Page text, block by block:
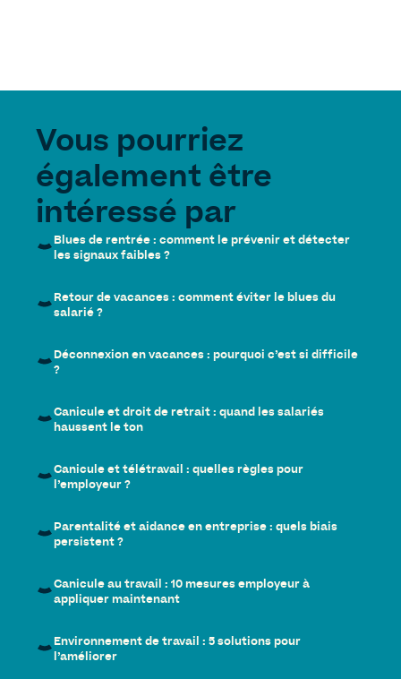
Vous pourriez
également être
intéressé par
Blues de rentrée : comment le prévenir et détecter
les signaux faibles ?
Retour de vacances : comment éviter le blues du
salarié ?
Déconnexion en vacances : pourquoi c’est si difficile
?
Canicule et droit de retrait : quand les salariés
haussent le ton
Canicule et télétravail : quelles règles pour
l’employeur ?
Parentalité et aidance en entreprise : quels biais
persistent ?
Canicule au travail : 10 mesures employeur à
appliquer maintenant
Environnement de travail : 5 solutions pour
l’améliorer